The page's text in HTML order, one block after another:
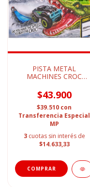
PISTA METAL
MACHINES CROC
$43.900
$39.510 con
Transferencia Especial
MP
3 cuotas sin interés de
$14.633,33